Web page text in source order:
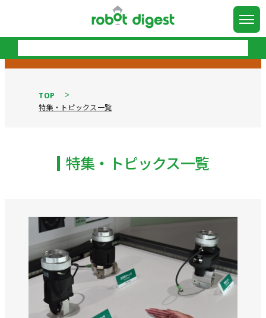
TOP
特集・トピックス一覧
特集・トピックス一覧